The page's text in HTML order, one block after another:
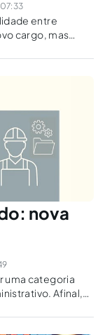
entre
cargo, mas
cargo sem
nova
uma categoria
Afinal,